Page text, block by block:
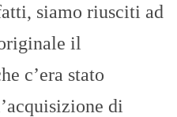
siamo riusciti ad
il
c’era stato
di